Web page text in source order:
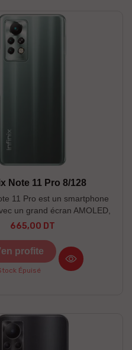
Note 11 Pro 8/128
11 Pro est un smartphone
un grand écran AMOLED,
puissant et une batterie
Prix
665,00 DT
profite
Épuisé